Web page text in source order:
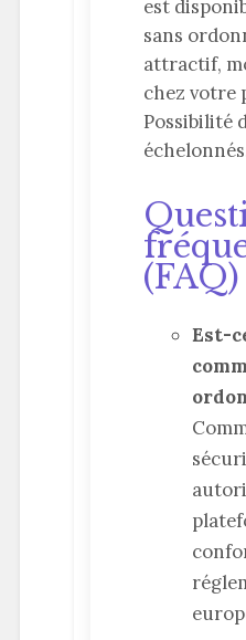
est
sans
attractif,
chez votre
Possibilité
(FAQ)
Est-